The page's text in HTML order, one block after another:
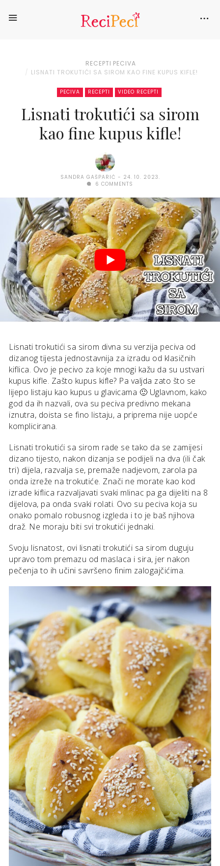
RECEPTI PECIVA
LISNATI TROKUTIĆI SA SIROM KAO FINE KUPUS KIFLE!
PECIVA RECEPTI VIDEO RECEPTI
Lisnati trokutići sa sirom
kao fine kupus kifle!
SANDRA GAŠPARIĆ
24. 10. 2023.
6 COMMENTS
Lisnati trokutići sa sirom divna su verzija peciva od
dizanog tijesta jednostavnija za izradu od klasičnih
kiflica. Ovo je pecivo za koje mnogi kažu da su ustvari
kupus kifle. Zašto kupus kifle? Pa valjda zato što se
lijepo listaju kao kupus u glavicama 🙂 Uglavnom, kako
god da ih nazvali, ova su peciva predivno mekana
iznutra, doista se fino listaju, a priprema nije uopće
komplicirana.
Lisnati trokutići sa sirom rade se tako da se zamijesi
dizano tijesto, nakon dizanja se podijeli na dva (ili čak
tri) dijela, razvalja se, premaže nadjevom, zarola pa
onda izreže na trokutiće. Znači ne morate kao kod
izrade kiflica razvaljavati svaki mlinac pa ga dijeliti na 8
dijelova, pa onda svaki rolati. Ovo su peciva koja su
onako pomalo robusnog izgleda i to je baš njihova
draž. Ne moraju biti svi trokutići jednaki.
Svoju lisnatost, ovi lisnati trokutići sa sirom duguju
upravo tom premazu od maslaca i sira, jer nakon
pečenja to ih učini savršeno finim zalogajčićima.